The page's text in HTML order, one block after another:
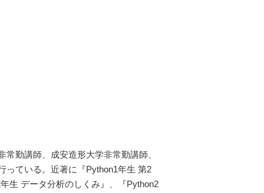
勤講師、成安造形大学非常勤講師、
っている。近著に『Python1年生 第2
生 データ分析のしくみ』、『Python2